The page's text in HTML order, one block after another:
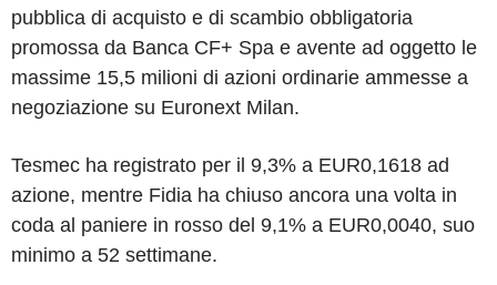
pubblica di acquisto e di scambio obbligatoria
promossa da Banca CF+ Spa e avente ad oggetto le
massime 15,5 milioni di azioni ordinarie ammesse a
negoziazione su Euronext Milan.
Tesmec ha registrato per il 9,3% a EUR0,1618 ad
azione, mentre Fidia ha chiuso ancora una volta in
coda al paniere in rosso del 9,1% a EUR0,0040, suo
minimo a 52 settimane.